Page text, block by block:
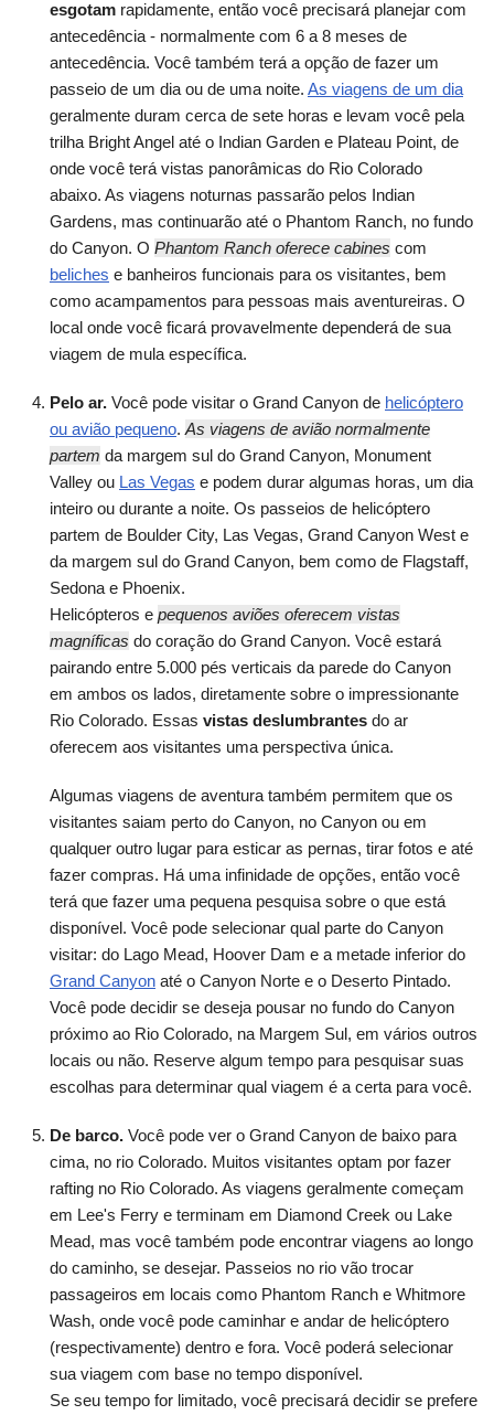
esgotam rapidamente, então você precisará planejar com
antecedência - normalmente com 6 a 8 meses de
antecedência. Você também terá a opção de fazer um
passeio de um dia ou de uma noite. As viagens de um dia
geralmente duram cerca de sete horas e levam você pela
trilha Bright Angel até o Indian Garden e Plateau Point, de
onde você terá vistas panorâmicas do Rio Colorado
abaixo. As viagens noturnas passarão pelos Indian
Gardens, mas continuarão até o Phantom Ranch, no fundo
do Canyon. O Phantom Ranch oferece cabines com
beliches e banheiros funcionais para os visitantes, bem
como acampamentos para pessoas mais aventureiras. O
local onde você ficará provavelmente dependerá de sua
viagem de mula específica.
Pelo ar. Você pode visitar o Grand Canyon de helicóptero
ou avião pequeno. As viagens de avião normalmente
partem da margem sul do Grand Canyon, Monument
Valley ou Las Vegas e podem durar algumas horas, um dia
inteiro ou durante a noite. Os passeios de helicóptero
partem de Boulder City, Las Vegas, Grand Canyon West e
da margem sul do Grand Canyon, bem como de Flagstaff,
Sedona e Phoenix.
Helicópteros e pequenos aviões oferecem vistas
magníficas do coração do Grand Canyon. Você estará
pairando entre 5.000 pés verticais da parede do Canyon
em ambos os lados, diretamente sobre o impressionante
Rio Colorado. Essas vistas deslumbrantes do ar
oferecem aos visitantes uma perspectiva única.
Algumas viagens de aventura também permitem que os
visitantes saiam perto do Canyon, no Canyon ou em
qualquer outro lugar para esticar as pernas, tirar fotos e até
fazer compras. Há uma infinidade de opções, então você
terá que fazer uma pequena pesquisa sobre o que está
disponível. Você pode selecionar qual parte do Canyon
visitar: do Lago Mead, Hoover Dam e a metade inferior do
Grand Canyon até o Canyon Norte e o Deserto Pintado.
Você pode decidir se deseja pousar no fundo do Canyon
próximo ao Rio Colorado, na Margem Sul, em vários outros
locais ou não. Reserve algum tempo para pesquisar suas
escolhas para determinar qual viagem é a certa para você.
De barco. Você pode ver o Grand Canyon de baixo para
cima, no rio Colorado. Muitos visitantes optam por fazer
rafting no Rio Colorado. As viagens geralmente começam
em Lee's Ferry e terminam em Diamond Creek ou Lake
Mead, mas você também pode encontrar viagens ao longo
do caminho, se desejar. Passeios no rio vão trocar
passageiros em locais como Phantom Ranch e Whitmore
Wash, onde você pode caminhar e andar de helicóptero
(respectivamente) dentro e fora. Você poderá selecionar
sua viagem com base no tempo disponível.
Se seu tempo for limitado, você precisará decidir se prefere